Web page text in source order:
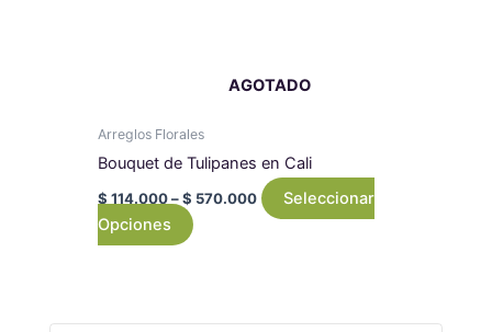
AGOTADO
Arreglos Florales
Bouquet de Tulipanes en Cali
$ 114.000 – $ 570.000
Seleccionar
Opciones
de
producto